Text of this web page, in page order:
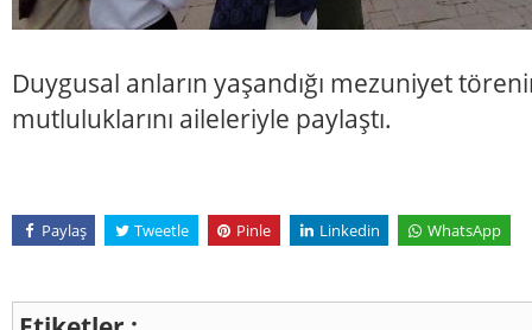
Duygusal anların yaşandığı mezuniyet
mutluluklarını aileleriyle paylaştı.
Paylaş Tweetle Pinle Linkedin WhatsApp